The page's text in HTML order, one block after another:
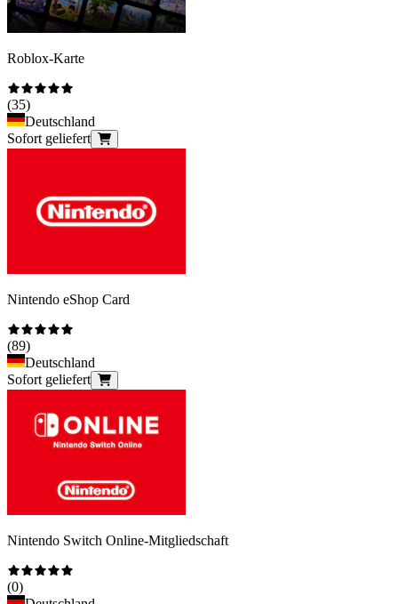
Roblox-Karte
(35)
Deutschland
Sofort geliefert
Nintendo eShop Card
(89)
Deutschland
Sofort geliefert
Nintendo Switch Online-Mitgliedschaft
(0)